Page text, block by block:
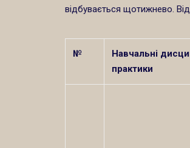
відбувається щотижнево.
№
Навчальні
практики